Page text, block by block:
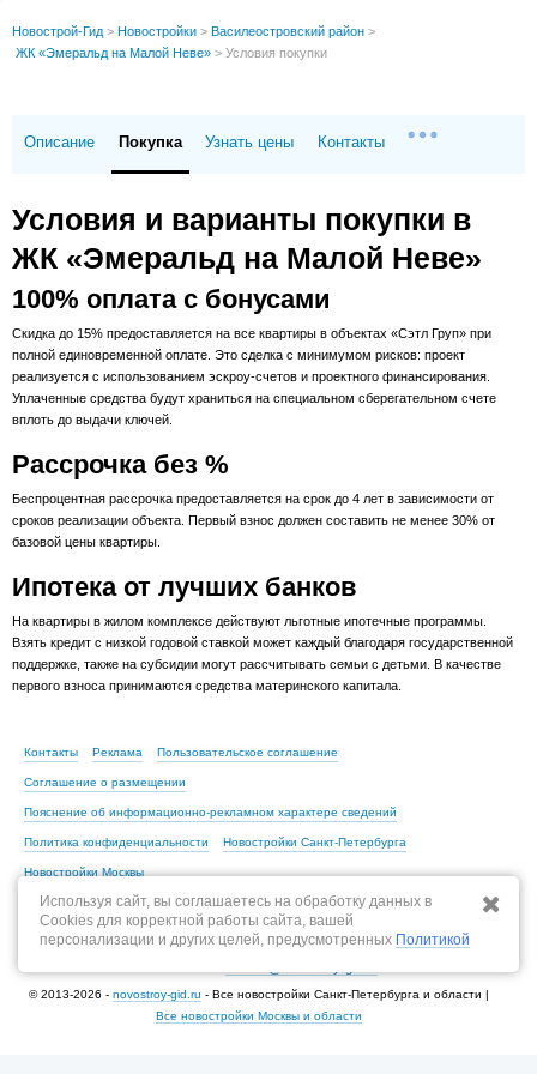
Новострой-Гид > Новостройки > Василеостровский район >
ЖК «Эмеральд на Малой Неве» > Условия покупки
Описание Покупка Узнать цены Контакты
Условия и варианты покупки в
ЖК «Эмеральд на Малой Неве»
100% оплата с бонусами
Скидка до 15% предоставляется на все квартиры в объектах «Сэтл Груп» при
полной единовременной оплате. Это сделка с минимумом рисков: проект
реализуется с использованием эскроу-счетов и проектного финансирования.
Уплаченные средства будут храниться на специальном сберегательном счете
вплоть до выдачи ключей.
Рассрочка без %
Беспроцентная рассрочка предоставляется на срок до 4 лет в зависимости от
сроков реализации объекта. Первый взнос должен составить не менее 30% от
базовой цены квартиры.
Ипотека от лучших банков
На квартиры в жилом комплексе действуют льготные ипотечные программы.
Взять кредит с низкой годовой ставкой может каждый благодаря государственной
поддержке, также на субсидии могут рассчитывать семьи с детьми. В качестве
первого взноса принимаются средства материнского капитала.
Контакты Реклама Пользовательское соглашение
Соглашение о размещении
Пояснение об информационно-рекламном характере сведений
Политика конфиденциальности Новостройки Санкт-Петербурга
Новостройки Москвы
По всем вопросам, связанным с актуальностью информации на портале,
© 2013-2026 -novostroy-gid.ru - Все новостройки Санкт-Петербурга и области |
Все новостройки Москвы и области
Используя сайт, вы соглашаетесь на обработку данных в
Cookies для корректной работы сайта, вашей
персонализации и других целей, предусмотренных Политикой